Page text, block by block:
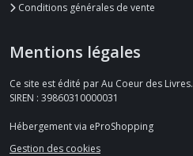
Conditions générales de vente
Mentions légales
Ce site est édité par Au Coeur des Livres.
SIREN : 39860310000031
Hébergement via eProShopping
Gestion des cookies